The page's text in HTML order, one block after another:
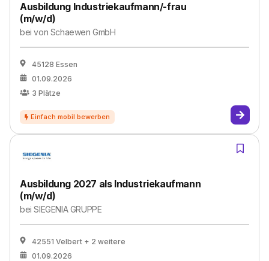
Ausbildung Industriekaufmann/-frau
(m/w/d)
beivon Schaewen GmbH
45128 Essen
01.09.2026
3 Plätze
Ausbildung 2027 als Industriekaufmann
(m/w/d)
beiSIEGENIA GRUPPE
42551 Velbert + 2 weitere
01.09.2026